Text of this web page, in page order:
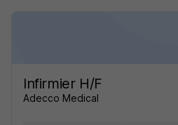
Infirmier H/F
Adecco Medical